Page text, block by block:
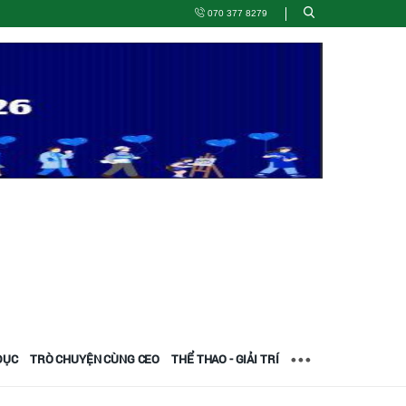
070 377 8279
TRÒ CHUYỆN CÙNG CEO THỂ THAO - GIẢI TRÍ